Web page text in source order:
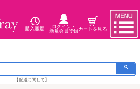
購入履歴
ログイン・
新規会員登録カートを見る
【配送に関して】